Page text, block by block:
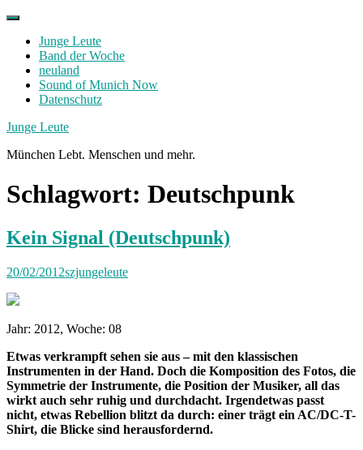
Skip
contentJunge Leute
Band der Woche
neuland
Sound of Munich Now
Datenschutz
Facebook
Twitter
Instagram
Junge Leute
München Lebt. Menschen und mehr.
Schlagwort: Deutschpunk
Kein Signal (Deutschpunk)
20/02/2012szjungeleute
Jahr: 2012, Woche: 08
Etwas verkrampft sehen sie aus – mit den klassischen
Instrumenten in der Hand. Doch die Komposition des Fotos, die
Symmetrie der Instrumente, die Position der Musiker, all das
wirkt auch sehr ruhig und durchdacht. Irgendetwas passt
nicht, etwas Rebellion blitzt da durch: einer trägt ein AC/DC-T-
Shirt, die Blicke sind herausfordernd.